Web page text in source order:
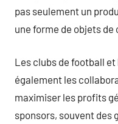
pas seulement un
une forme de objets
Les clubs de football
également les
maximiser les profits
sponsors, souvent des